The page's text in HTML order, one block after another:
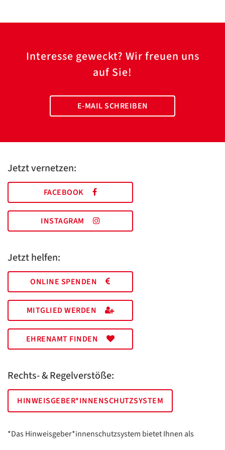
Interesse geweckt? Wir freuen uns
auf Sie!
E-MAIL SCHREIBEN
Jetzt vernetzen:
FACEBOOK
INSTAGRAM
Jetzt helfen:
ONLINE SPENDEN
MITGLIED WERDEN
EHRENAMT FINDEN
Rechts- & Regelverstöße:
HINWEISGEBER*INNENSCHUTZSYSTEM
*Das Hinweisgeber*innenschutzsystem bietet Ihnen als